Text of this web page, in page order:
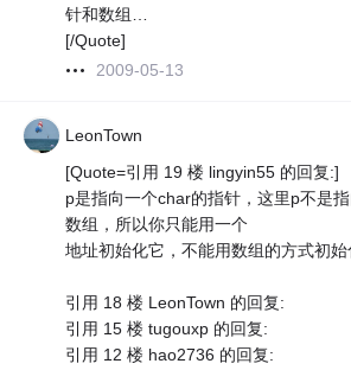
针和数组…
[/Quote]
2009-05-13
LeonTown
[Quote=引用 19 楼 lingyin55 的回复:]
p是指向一个char的指针，这里p不是
数组，所以你只能用一个
地址初始化它，不能用数组的方式初始
引用 18 楼 LeonTown 的回复:
引用 15 楼 tugouxp 的回复:
引用 12 楼 hao2736 的回复: